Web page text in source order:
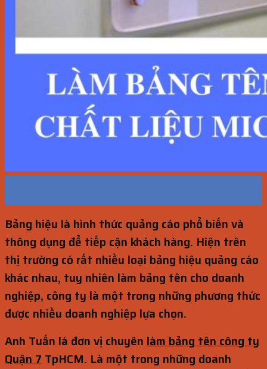
Bảng hiệu là hình thức quảng cáo phổ biến và
thông dụng để tiếp cận khách hàng. Hiện trên
thị trường có rất nhiều loại bảng hiệu quảng cáo
khác nhau, tuy nhiên làm bảng tên cho doanh
nghiệp, công ty là một trong những phương thức
được nhiều doanh nghiệp lựa chọn.
Anh Tuấn là đơn vị chuyên làm bảng tên công ty
Quận 7 TpHCM. Là một trong những doanh